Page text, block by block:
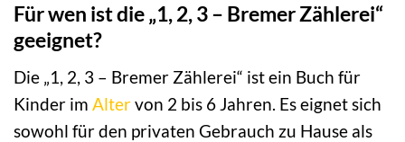
Für wen ist die „1, 2, 3 – Bremer Zählerei“
geeignet?
Die „1, 2, 3 – Bremer Zählerei“ ist ein Buch für
Kinder im Altervon 2 bis 6 Jahren. Es eignet sich
sowohl für den privaten Gebrauch zu Hause als